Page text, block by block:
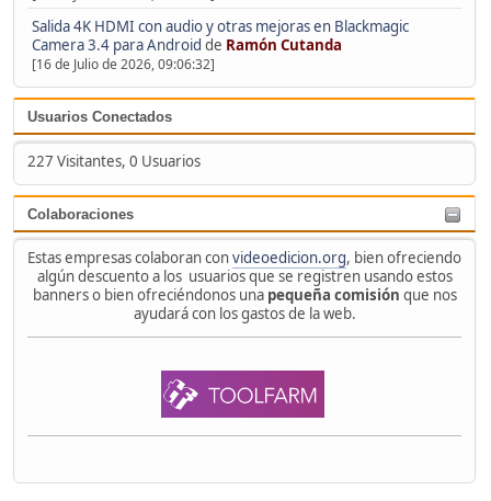
Salida 4K HDMI con audio y otras mejoras en Blackmagic
Camera 3.4 para Android de Ramón Cutanda
[16 de Julio de 2026, 09:06:32]
Usuarios Conectados
227 Visitantes, 0 Usuarios
Colaboraciones
Estas empresas colaboran convideoedicion.org, bien ofreciendo
algún descuento a los usuarios que se registren usando estos
banners o bien ofreciéndonos una pequeña comisión que nos
ayudará con los gastos de la web.